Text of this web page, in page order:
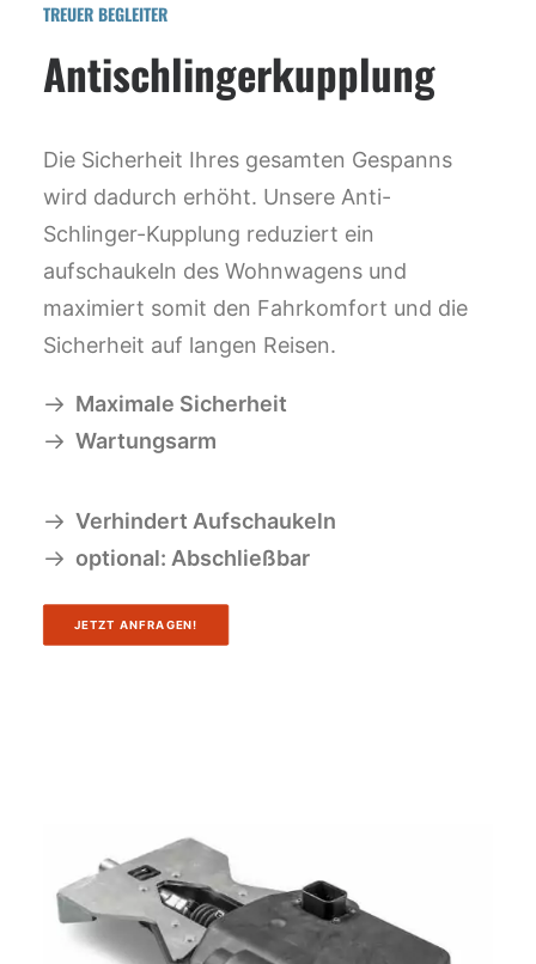
TREUER BEGLEITER
Antischlingerkupplung
Die Sicherheit Ihres gesamten Gespanns
wird dadurch erhöht. Unsere Anti-
Schlinger-Kupplung reduziert ein
aufschaukeln des Wohnwagens und
maximiert somit den Fahrkomfort und die
Sicherheit auf langen Reisen.
Maximale Sicherheit
Wartungsarm
Verhindert Aufschaukeln
optional: Abschließbar
JETZT ANFRAGEN!